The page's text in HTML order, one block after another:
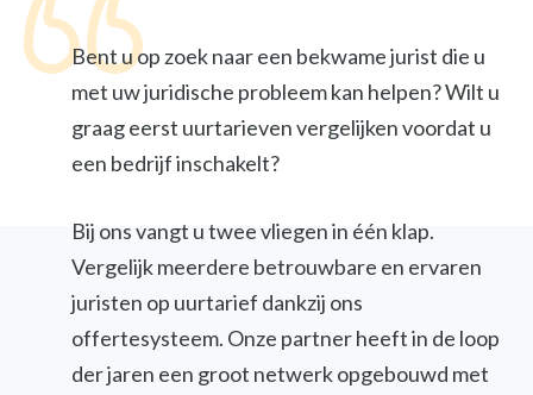
Bent u op zoek naar een bekwame jurist die u
met uw juridische probleem kan helpen? Wilt u
graag eerst uurtarieven vergelijken voordat u
een bedrijf inschakelt?
Bij ons vangt u twee vliegen in één klap.
Vergelijk meerdere betrouwbare en ervaren
juristen op uurtarief dankzij ons
offertesysteem. Onze partner heeft in de loop
der jaren een groot netwerk opgebouwd met